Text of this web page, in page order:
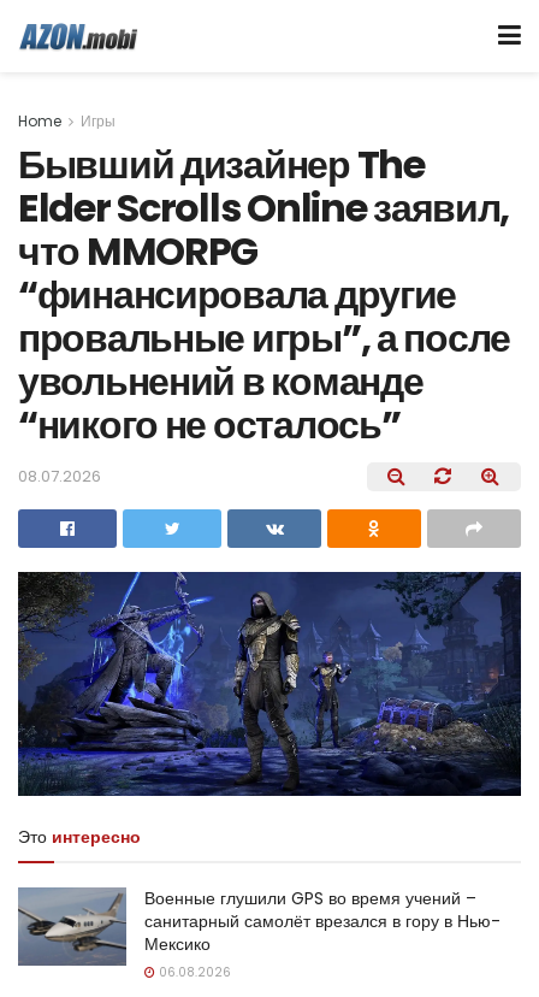
Home Игры
Бывший дизайнер The
Elder Scrolls Online заявил,
что MMORPG
“финансировала другие
провальные игры”, а после
увольнений в команде
“никого не осталось”
08.07.2026
Это интересно
Военные глушили GPS во время учений –
санитарный самолёт врезался в гору в Нью-
Мексико
06.08.2026